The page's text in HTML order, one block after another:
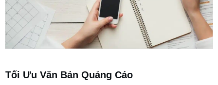
Tối Ưu Văn Bản Quảng Cáo